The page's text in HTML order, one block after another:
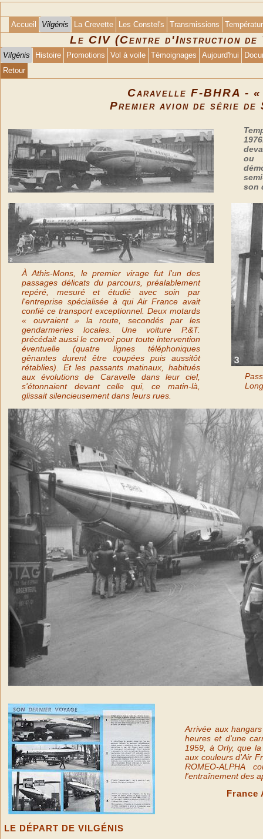
Accueil Vilgénis La Crevette Les Constel's Transmissions
Le CIV (Centre d'Instruction
Vilgénis Histoire Promotions Vol à voile Témoignages Aujourd'hui
Retour
Caravelle F-BHRA -
Premier avion de série de
ou
son
À Athis-Mons, le premier virage fut l'un des
passages délicats du parcours, préalablement
repéré, mesuré et étudié avec soin par
l'entreprise spécialisée à qui Air France avait
confié ce transport exceptionnel. Deux motards
« ouvraient » la route, secondés par les
gendarmeries locales. Une voiture P.&T.
précédait aussi le convoi pour toute intervention
éventuelle (quatre lignes téléphoniques
gênantes durent être coupées puis aussitôt
rétablies). Et les passants matinaux, habitués
aux évolutions de Caravelle dans leur ciel,
s'étonnaient devant celle qui, ce matin-là,
glissait silencieusement dans leurs rues.
Arrivée aux
heures et d'une
1959, à Orly, que
aux couleurs d'Air
ROMEO-ALPHA
l'entraînement des
France
LE DÉPART DE VILGÉNIS